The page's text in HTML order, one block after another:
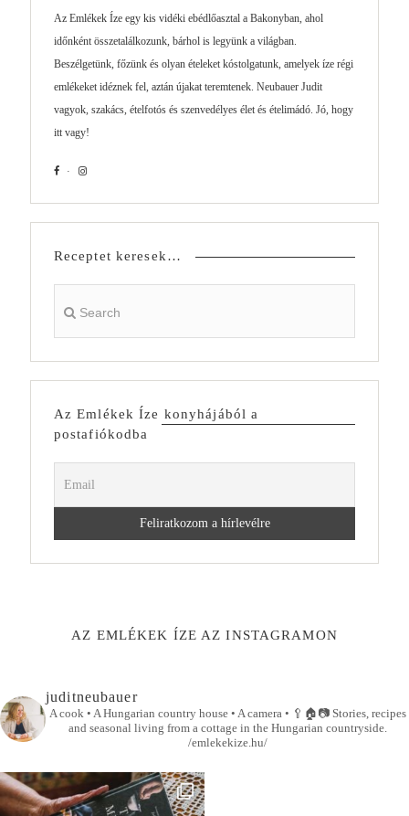
Az Emlékek Íze egy kis vidéki ebédlőasztal a Bakonyban, ahol
időnként összetalálkozunk, bárhol is legyünk a világban.
Beszélgetünk, főzünk és olyan ételeket kóstolgatunk, amelyek íze régi
emlékeket idéznek fel, aztán újakat teremtenek. Neubauer Judit
vagyok, szakács, ételfotós és szenvedélyes élet és ételimádó. Jó, hogy
itt vagy!
Receptet keresek…
Az Emlékek Íze konyhájából a
postafiókodba
AZ EMLÉKEK ÍZE AZ INSTAGRAMON
juditneubauer
A cook • A Hungarian country house • A camera • 🥄🏠📷Stories, recipes
and seasonal living from a cottage in the Hungarian countryside.
/emlekekize.hu/